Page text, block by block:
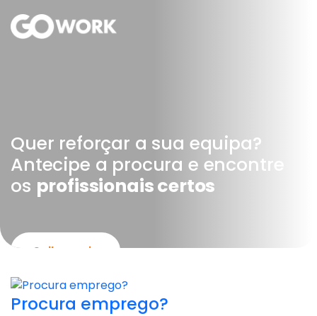
Quer reforçar a sua equipa?
Antecipe a procura e encontre
os profissionais certos
Saiba mais
Procura emprego?